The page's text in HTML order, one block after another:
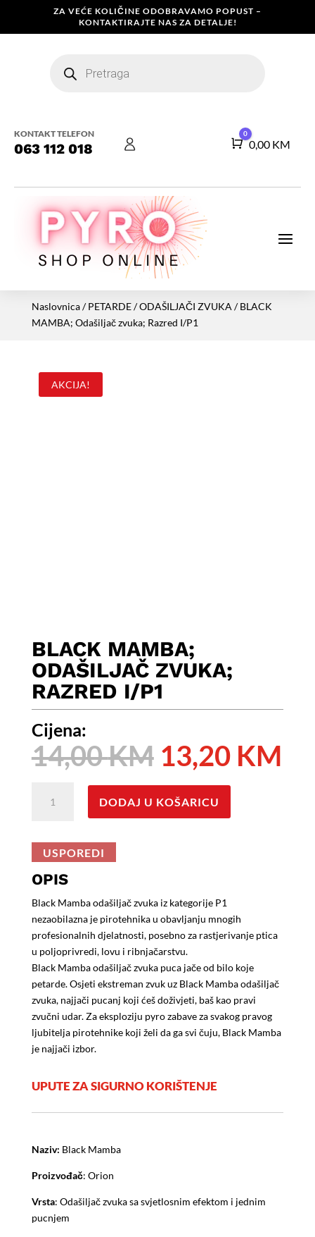
ZA VEĆE KOLIČINE ODOBRAVAMO POPUST –
KONTAKTIRAJTE NAS ZA DETALJE!
search
KONTAKT TELEFON
063 112 018 Košarica
0
0,00 KM
Naslovnica/PETARDE/ODAŠILJAČI ZVUKA / BLACK
MAMBA; Odašiljač zvuka; Razred I/P1
AKCIJA!
BLACK MAMBA;
ODAŠILJAČ ZVUKA;
RAZRED I/P1
Cijena:
14,00KM Izvorna
cijena
bila
je:
14,00 KM.
13,20 KM
MAMBA;
Razred
količina
DODAJ U KOŠARICU
USPOREDI
OPIS
Black Mamba odašiljač zvuka iz kategorije P1
nezaobilazna je pirotehnika u obavljanju mnogih
profesionalnih djelatnosti, posebno za rastjerivanje ptica
u poljoprivredi, lovu i ribnjačarstvu.
Black Mamba odašiljač zvuka puca jače od bilo koje
petarde. Osjeti ekstreman zvuk uz Black Mamba odašiljač
zvuka, najjači pucanj koji ćeš doživjeti, baš kao pravi
zvučni udar. Za eksploziju pyro zabave za svakog pravog
ljubitelja pirotehnike koji želi da ga svi čuju, Black Mamba
je najjači izbor.
UPUTE ZA SIGURNO KORIŠTENJE
Naziv: Black Mamba
Proizvođač: Orion
Vrsta: Odašiljač zvuka sa svjetlosnim efektom i jednim
pucnjem